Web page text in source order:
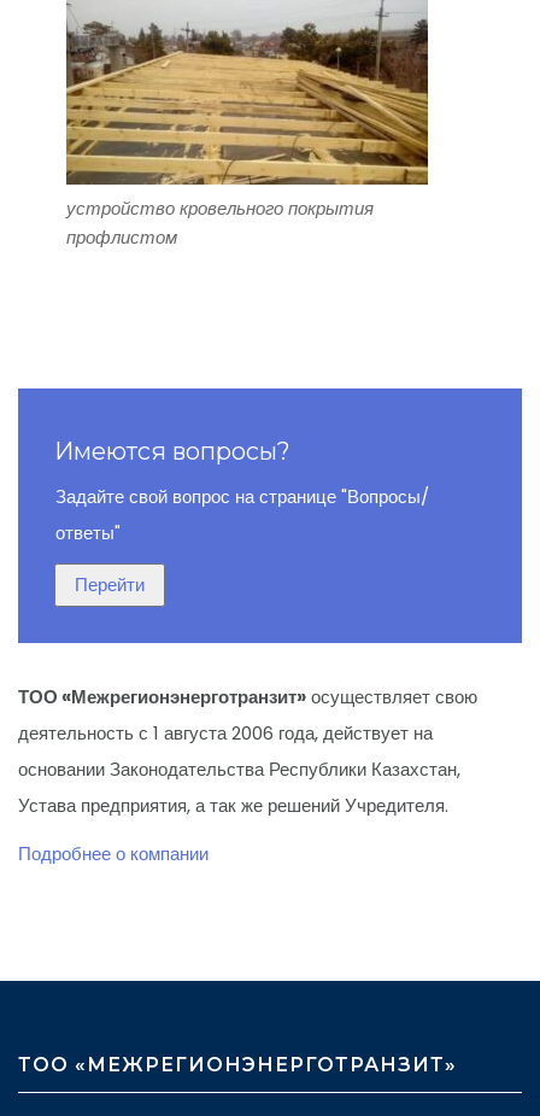
устройство кровельного покрытия
профлистом
Имеются вопросы?
Задайте свой вопрос на странице "Вопросы/
ответы"
ТОО «Межрегионэнерготранзит»осуществляет свою
деятельность с 1 августа 2006 года, действует на
основании Законодательства Республики Казахстан,
Устава предприятия, а так же решений Учредителя.
Подробнее о компании
ТОО «МЕЖРЕГИОНЭНЕРГОТРАНЗИТ»